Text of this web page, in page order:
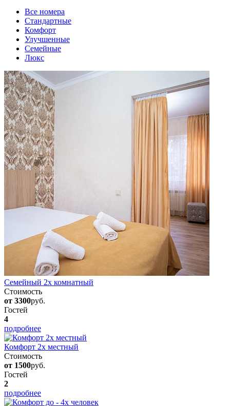
Вcе номера
Стандартные
Комфорт
Улучшенные
Семейные
Люкс
Семейный 2х комнатный
Стоимость
от 3300руб.
Гостей
4
подробнее
Комфорт 2х местный
Стоимость
от 1500руб.
Гостей
2
подробнее